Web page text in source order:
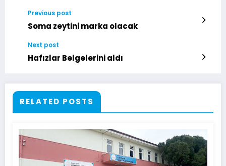
Previous post
Soma zeytini marka olacak
Next post
Hafızlar Belgelerini aldı
RELATED POSTS